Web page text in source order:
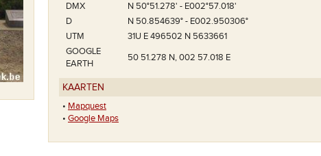
DMX
N 50°51.278' - E002°57.018'
D
N 50.854639° - E002.950306°
UTM
31U E 496502 N 5633661
GOOGLE
EARTH
50 51.278 N, 002 57.018 E
KAARTEN
• Mapquest
• Google Maps